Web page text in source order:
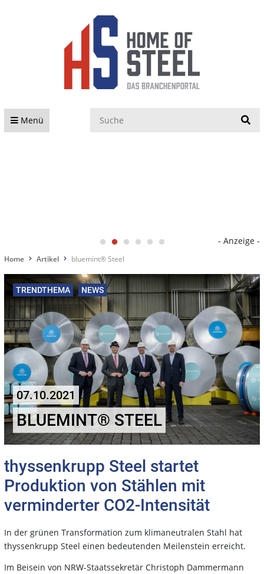
Menü
- Anzeige -
Home Artikel bluemint® Steel
TRENDTHEMA NEWS
07.10.2021
BLUEMINT® STEEL
thyssenkrupp Steel startet
Produktion von Stählen mit
verminderter CO2-Intensität
In der grünen Transformation zum klimaneutralen Stahl hat
thyssenkrupp Steel einen bedeutenden Meilenstein erreicht.
Im Beisein von NRW-Staatssekretär Christoph Dammermann